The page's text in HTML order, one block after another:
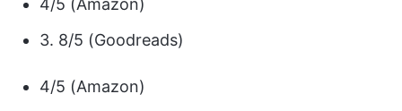
4/5 (Amazon)
3. 8/5 (Goodreads)
4/5 (Amazon)